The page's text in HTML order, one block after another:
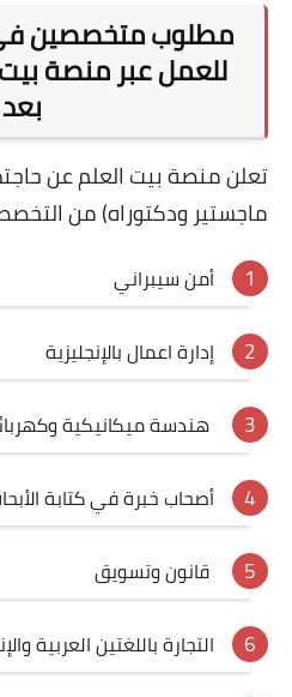
مطلوب متخصصين
للعمل عبر منصة
بعد
تعلن منصة بيت العلم عن
ماجستير ودكتوراه) من
أمن سيبراني
إدارة اعمال بالإنجليزية
هندسة ميكانيكية
أصحاب خبرة في كتابة
قانون وتسويق
التجارة باللغتين العربية